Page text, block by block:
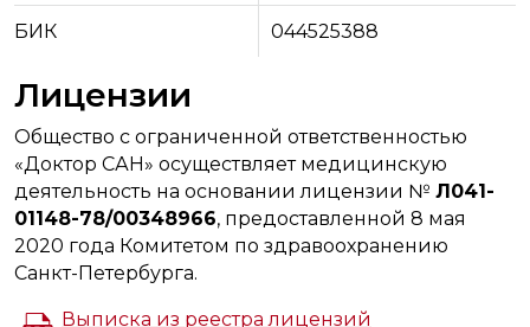
БИК 044525388
Лицензии
Общество с ограниченной ответственностью
«‎Доктор САН»‎ осуществляет медицинскую
деятельность на основании лицензии № Л041-
01148-78/00348966, предоставленной 8 мая
2020 года Комитетом по здравоохранению
Санкт-Петербурга.
Выписка из реестра лицензий